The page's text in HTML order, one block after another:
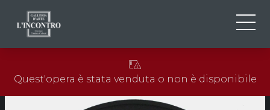
EN
FR
NEWS ED EVENTI
ARTISTI E OPERE
Quest'opera è stata venduta o non è disponibile